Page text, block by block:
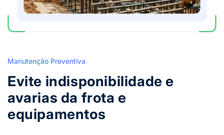
Manutenção Preventiva
Evite indisponibilidade e
avarias da frota e
equipamentos